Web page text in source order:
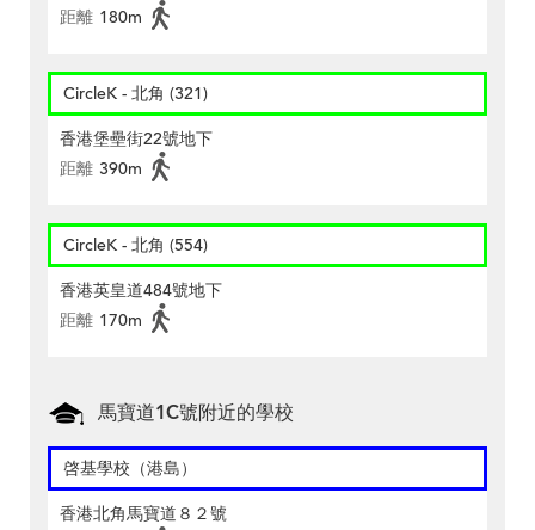
距離 180m
CircleK - 北角 (321)
香港堡壘街22號地下
距離 390m
CircleK - 北角 (554)
香港英皇道484號地下
距離 170m
馬寶道1C號附近的學校
啓基學校（港島）
香港北角馬寶道８２號